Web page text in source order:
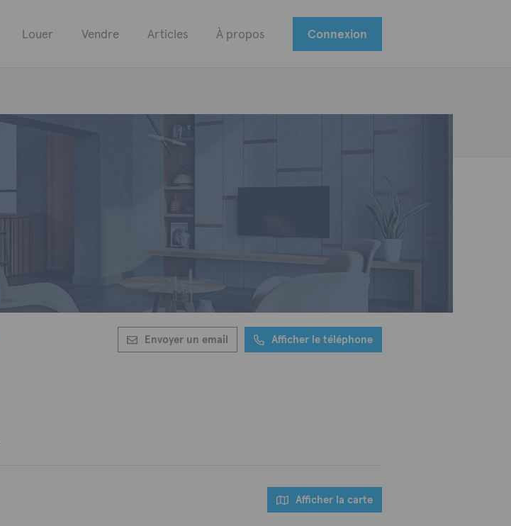
Louer Vendre Articles À propos Connexion
Envoyer un email Afficher le téléphone
Afficher la carte